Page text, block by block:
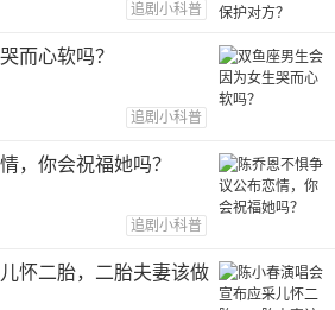
追剧小科普
而心软吗？
追剧小科普
，你会祝福她吗？
追剧小科普
怀二胎，二胎夫妻该做